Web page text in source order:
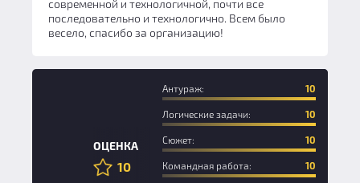
современной и технологичной, почти все
последовательно и технологично. Всем было
весело, спасибо за организацию!
ОЦЕНКА
10
Антураж: 10
Логические задачи: 10
Сюжет: 10
Командная работа: 10